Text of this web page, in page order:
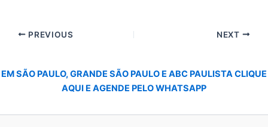
PREVIOUS NEXT
EM SÃO PAULO, GRANDE SÃO PAULO E ABC PAULISTA CLIQUE
AQUI E AGENDE PELO WHATSAPP